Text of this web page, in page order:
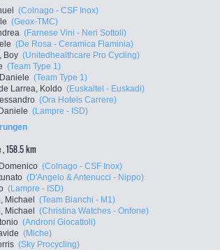
(Colnago - CSF Inox)
(Geox-TMC)
(Farnese Vini - Neri Sottoli)
(De Rosa - Ceramica Flaminia)
Boy (Unitedhealthcare Pro Cycling)
(Team Type 1)
(Team Type 1)
Larrea, Koldo (Euskaltel - Euskadi)
(Ora Hotels Carrere)
(Lampre - ISD)
, 158.5 km
(Colnago - CSF Inox)
(D'Angelo & Antenucci - Nippo)
(Lampre - ISD)
Michael (Team Bianchi - M1)
Michael (Christina Watches - Onfone)
(Androni Giocattoli)
(Miche)
(Sky Procycling)